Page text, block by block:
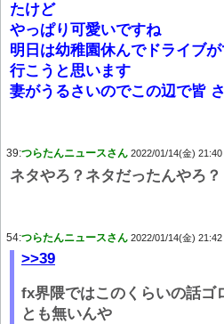
たけど
やっぱり可愛いですね
明日は幼稚園休んでドライブ
行こうと思います
妻がうるさいのでこの辺で皆
39:つらたんニュースさん 2022/01/14(金) 21:40
ネタやろ？ネタだったんやろ？
54:つらたんニュースさん 2022/01/14(金) 21:42
>>39
fx界隈ではこのくらいの話ゴ
とも無いんや